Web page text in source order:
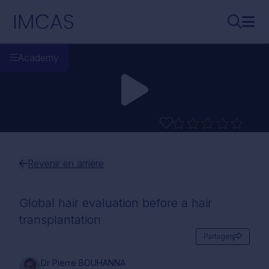
IMCAS
Academy
Revenir en arrière
Global hair evaluation before a hair
transplantation
Partager
Dr Pierre BOUHANNA